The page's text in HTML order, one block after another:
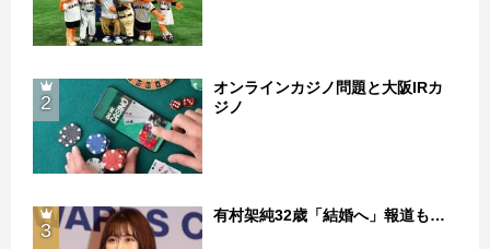
2
オンラインカジノ問題と大阪IRカ
ジノ
3
有村架純32歳「結婚へ」報道も…